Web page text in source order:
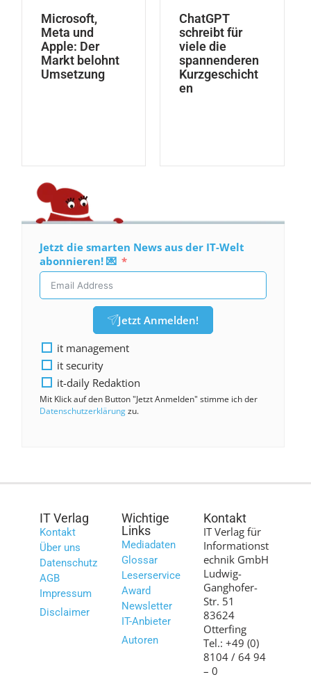
Microsoft,
Meta und
Apple: Der
Markt belohnt
Umsetzung
ChatGPT
schreibt für
viele die
spannenderen
Kurzgeschicht
en
Jetzt die smarten News aus der IT-Welt
abonnieren! 💌
Jetzt Anmelden!
it management
it security
it-daily Redaktion
Mit Klick auf den Button "Jetzt Anmelden" stimme ich der
Datenschutzerklärungzu.
IT Verlag
Kontakt
Über uns
Datenschutz
AGB
Impressum
Disclaimer
Wichtige
Links
Mediadaten
Glossar
Leserservice
Award
Newsletter
IT-Anbieter
Autoren
Kontakt
IT Verlag für
Informationst
echnik GmbH
Ludwig-
Ganghofer-
Str. 51
83624
Otterfing
Tel.: +49 (0)
8104 / 64 94
– 0